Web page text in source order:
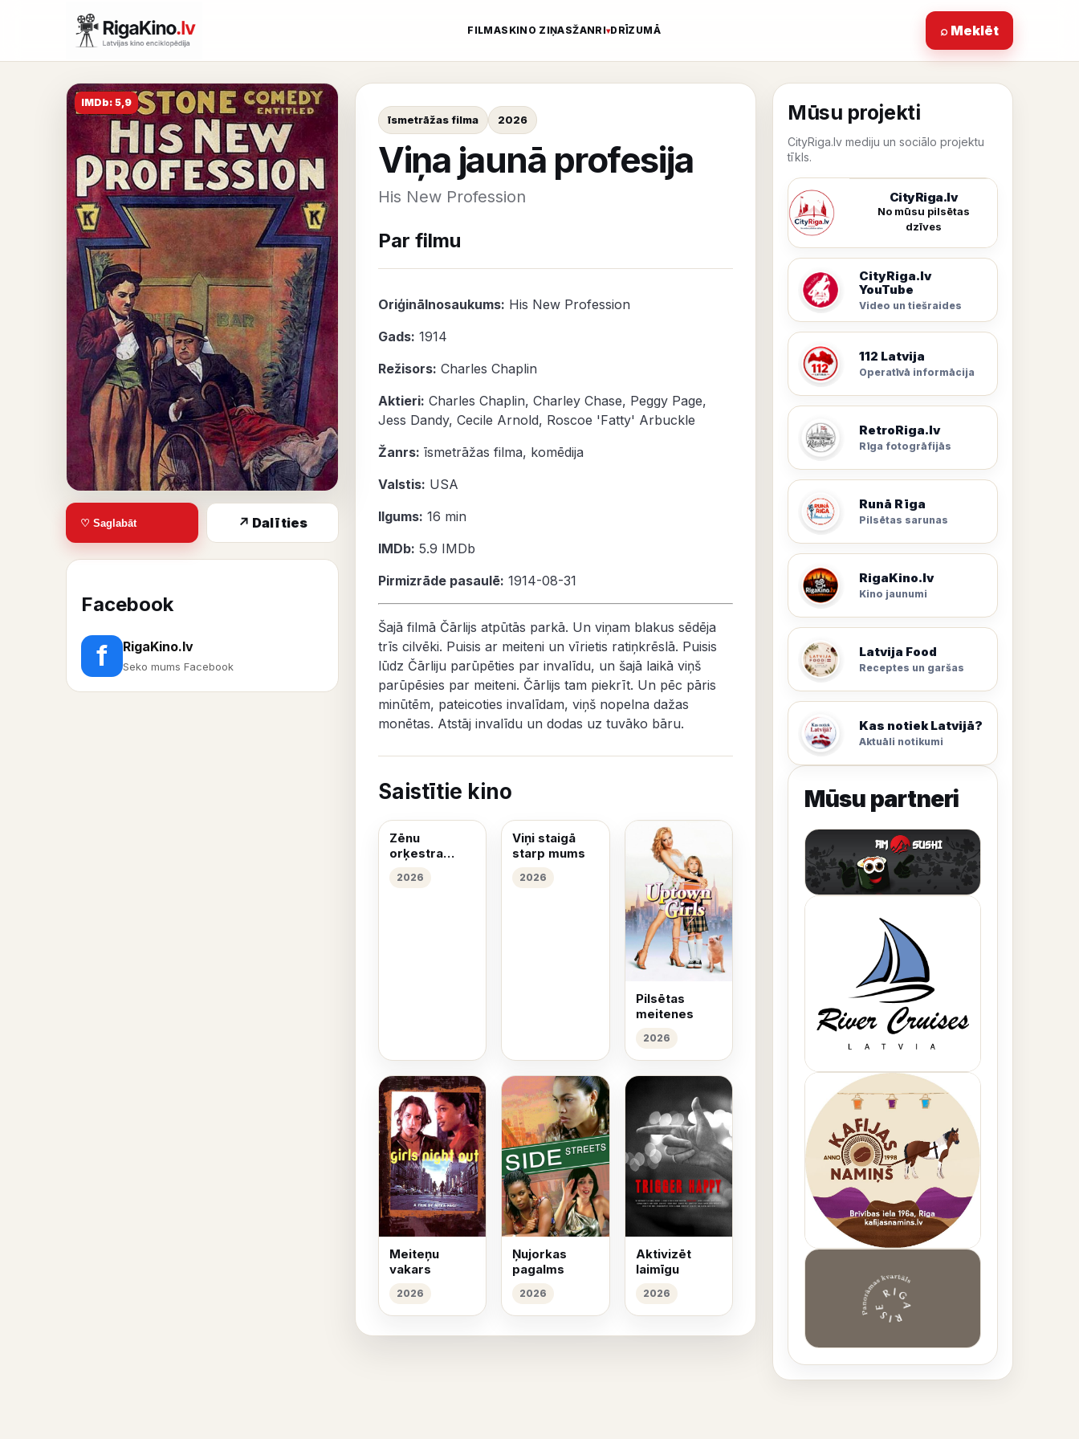
FILMAS KINO ZIŅASŽANRI DRĪZUMĀ ⌕ Meklēt
IMDb: 5,9
♡ Saglabāt ↗ Dalīties
Facebook
f RigaKino.lv
Seko mums Facebook
īsmetrāžas filma 2026
Viņa jaunā profesija
His New Profession
Par filmu
Oriģinālnosaukums: His New Profession
Gads: 1914
Režisors: Charles Chaplin
Aktieri: Charles Chaplin, Charley Chase, Peggy Page,
Jess Dandy, Cecile Arnold, Roscoe 'Fatty' Arbuckle
Žanrs: īsmetrāžas filma, komēdija
Valstis: USA
Ilgums: 16 min
IMDb: 5.9 IMDb
Pirmizrāde pasaulē: 1914-08-31
Šajā filmā Čārlijs atpūtās parkā. Un viņam blakus sēdēja
trīs cilvēki. Puisis ar meiteni un vīrietis ratiņkrēslā. Puisis
lūdz Čārliju parūpēties par invalīdu, un šajā laikā viņš
parūpēsies par meiteni. Čārlijs tam piekrīt. Un pēc pāris
minūtēm, pateicoties invalīdam, viņš nopelna dažas
monētas. Atstāj invalīdu un dodas uz tuvāko bāru.
Saistītie kino
Zēnu
orķestra
2026
Viņi staigā
starp mums
2026
Pilsētas
meitenes
2026
Meiteņu
vakars
2026
Ņujorkas
pagalms
2026
Aktivizēt
laimīgu
2026
Mūsu projekti
CityRiga.lv mediju un sociālo projektu
tīkls.
CityRiga.lv
No mūsu pilsētas
dzīves
CityRiga.lv
YouTube
Video un tiešraides
112 Latvija
Operatīvā informācija
RetroRiga.lv
Rīga fotogrāfijās
Runā Rīga
Pilsētas sarunas
RigaKino.lv
Kino jaunumi
Latvija Food
Receptes un garšas
Kas notiek Latvijā?
Aktuāli notikumi
Mūsu partneri